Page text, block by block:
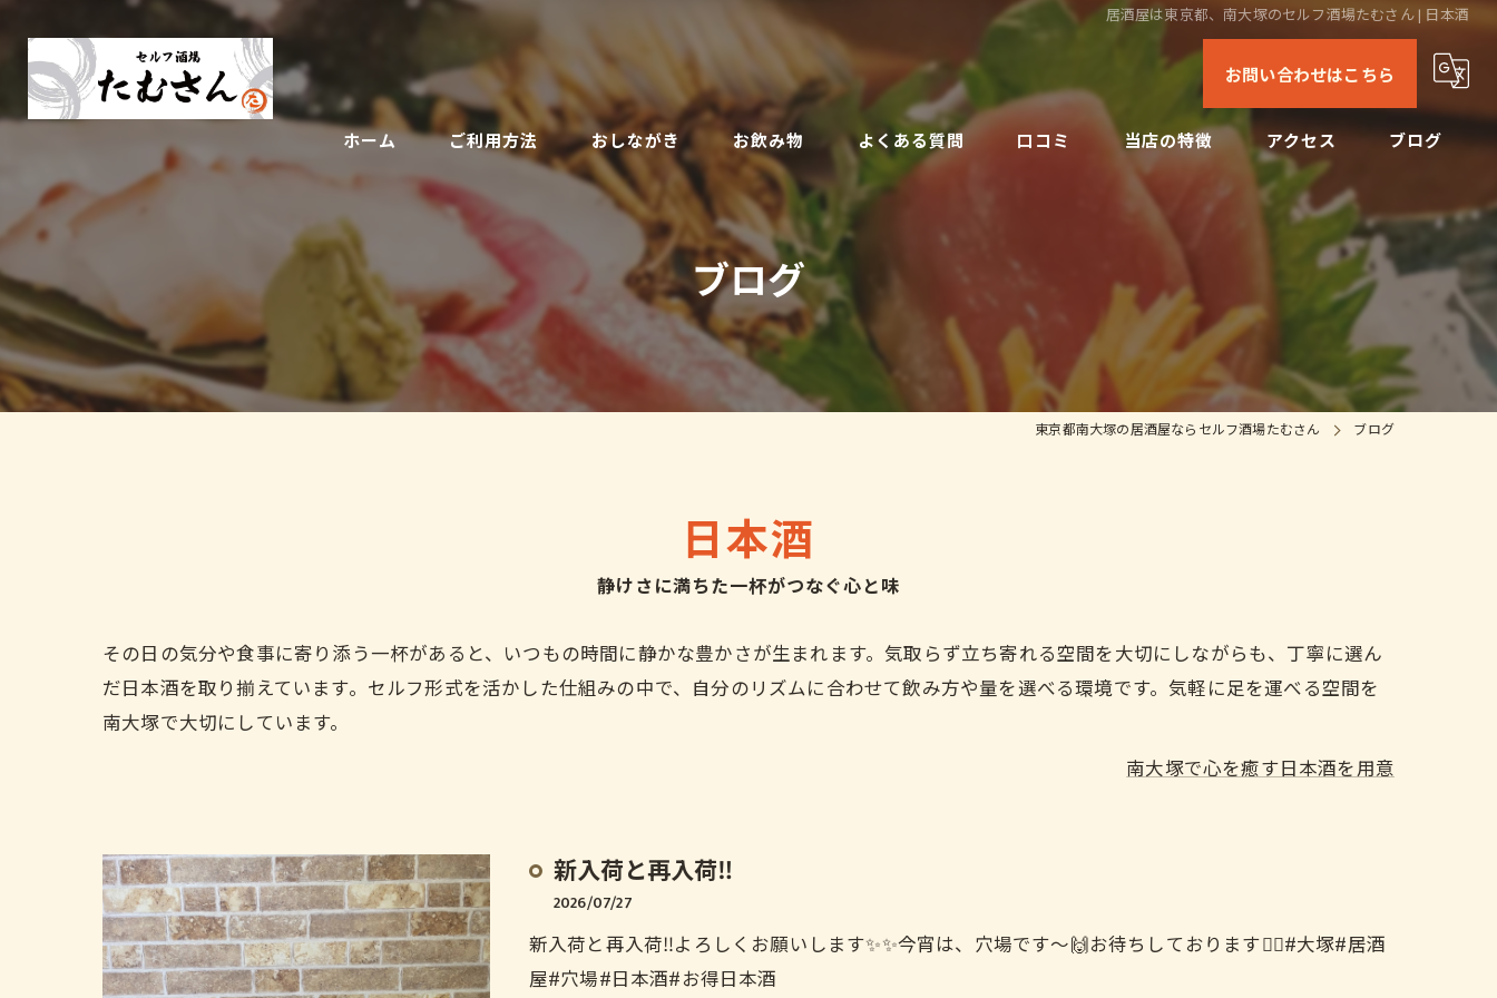
居酒屋は東京都、南大塚のセルフ酒場たむさん | 日本酒
お問い合わせはこちら
ホーム ご利用方法 おしながき お飲み物 よくある質問 口コミ 当店の特徴
日本酒
ドリンク
アクセス
コンセプト
ブログ
コラム
ブログ
東京都南大塚の居酒屋ならセルフ酒場たむさん ブログ
日本酒
静けさに満ちた一杯がつなぐ心と味
その日の気分や食事に寄り添う一杯があると、いつもの時間に静かな豊かさが生まれます。気取らず立ち寄れる空間を大切にしながらも、丁寧に選ん
だ日本酒を取り揃えています。セルフ形式を活かした仕組みの中で、自分のリズムに合わせて飲み方や量を選べる環境です。気軽に足を運べる空間を
南大塚で大切にしています。
南大塚で心を癒す日本酒を用意
新入荷と再入荷‼️
2026/07/27
新入荷と再入荷‼️よろしくお願いします✨✨今宵は、穴場です〜🙌お待ちしております🙇‍♀️#大塚#居酒
屋#穴場#日本酒#お得日本酒